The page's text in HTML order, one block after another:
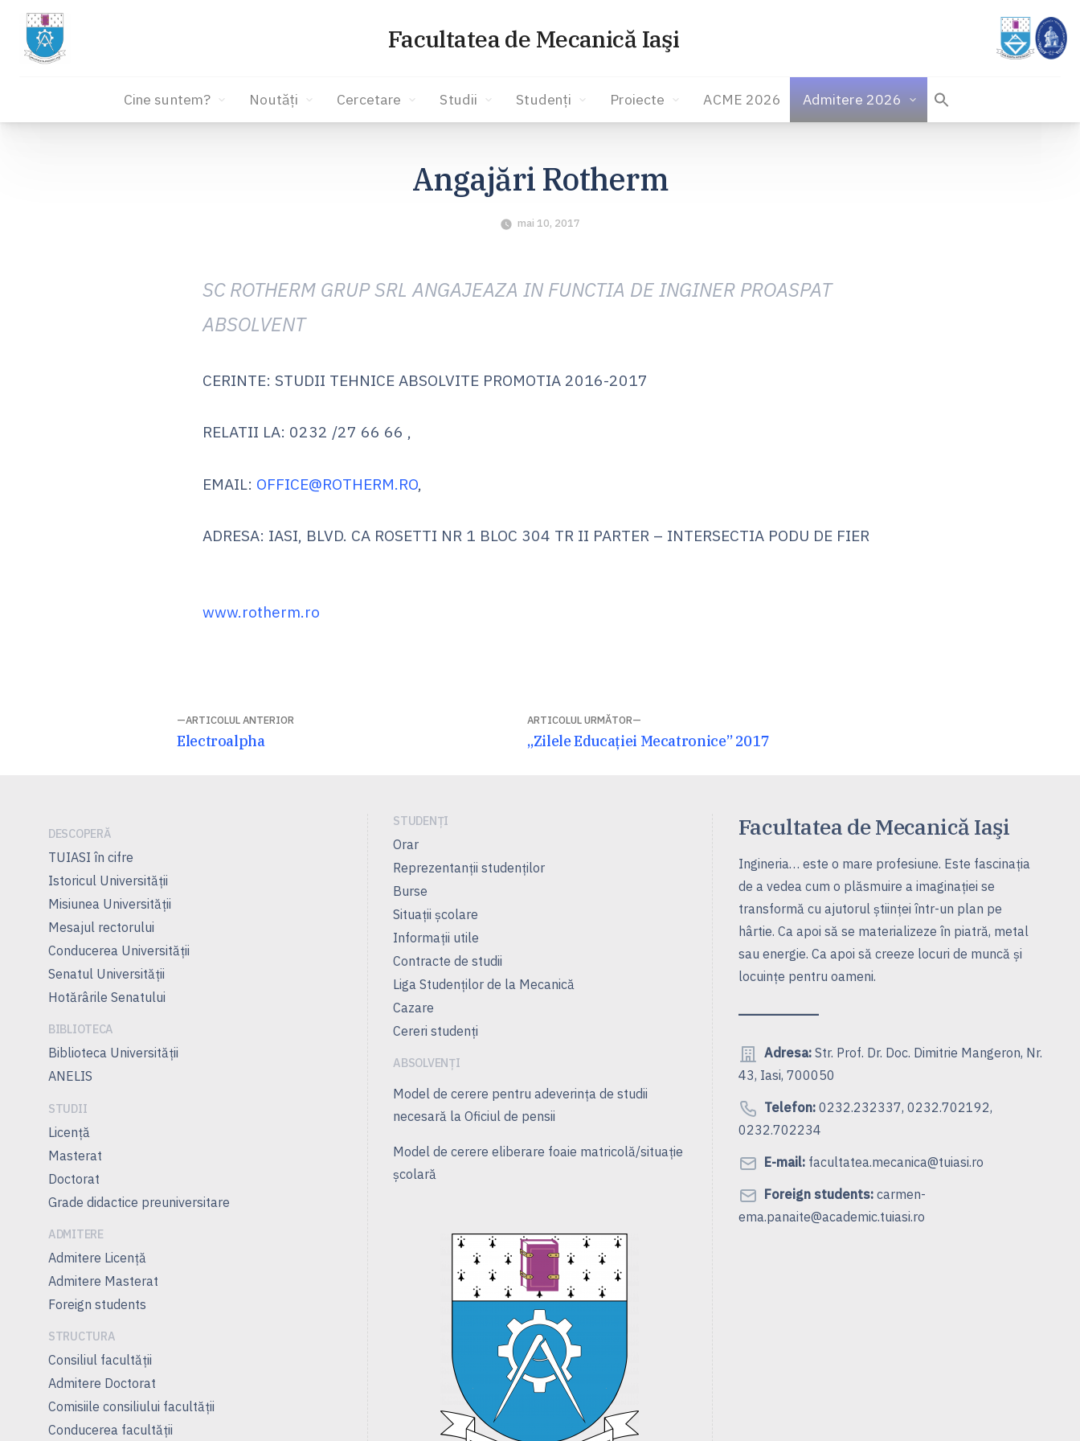
Facultatea de Mecanică Iaşi
Cine suntem? Noutăți Cercetare Studii Studenți Proiecte ACME 2026 Admitere 2026
Angajări Rotherm
mai 10, 2017
SC ROTHERM GRUP SRL ANGAJEAZA IN FUNCTIA DE INGINER PROASPAT
ABSOLVENT
CERINTE: STUDII TEHNICE ABSOLVITE PROMOTIA 2016-2017
RELATII LA: 0232 /27 66 66 ,
EMAIL: OFFICE@ROTHERM.RO,
ADRESA: IASI, BLVD. CA ROSETTI NR 1 BLOC 304 TR II PARTER – INTERSECTIA PODU DE FIER
www.rotherm.ro
ARTICOLUL ANTERIOR
Articolul
Electroalpha
ARTICOLUL URMĂTOR
Articolul
„Zilele Educației Mecatronice” 2017
DESCOPERĂ
TUIASI în cifre
Istoricul Universităţii
Misiunea Universităţii
Mesajul rectorului
Conducerea Universităţii
Senatul Universității
Hotărârile Senatului
BIBLIOTECA
Biblioteca Universității
ANELIS
STUDII
Licență
Masterat
Doctorat
Grade didactice preuniversitare
ADMITERE
Admitere Licenţă
Admitere Masterat
Foreign students
STRUCTURA
Consiliul facultăţii
Admitere Doctorat
Comisiile consiliului facultăţii
Conducerea facultăţii
STUDENȚI
Orar
Reprezentanţii studenţilor
Burse
Situații școlare
Informații utile
Contracte de studii
Liga Studenţilor de la Mecanică
Cazare
Cereri studenți
ABSOLVENȚI
Model de cerere pentru adeverința de studii
necesară la Oficiul de pensii
Model de cerere eliberare foaie matricolă/situație
școlară
Facultatea de Mecanică Iaşi
Ingineria… este o mare profesiune. Este fascinaţia
de a vedea cum o plăsmuire a imaginaţiei se
transformă cu ajutorul ştiinţei într-un plan pe
hârtie. Ca apoi să se materializeze în piatră, metal
sau energie. Ca apoi să creeze locuri de muncă şi
locuinţe pentru oameni.
Adresa:Str. Prof. Dr. Doc. Dimitrie Mangeron, Nr.
43, Iasi, 700050
Telefon:0232.232337, 0232.702192,
0232.702234
E-mail:facultatea.mecanica@tuiasi.ro
Foreign students:carmen-
ema.panaite@academic.tuiasi.ro